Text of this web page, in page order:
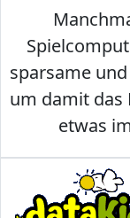
sparsame
um damit das
etwas